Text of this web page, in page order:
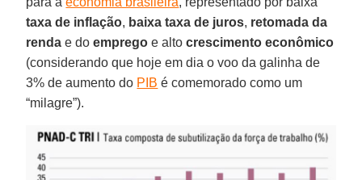
taxa de inflação, baixa taxa de juros, retomada da
renda e doemprego e altocrescimento econômico
(considerando que hoje em dia o voo da galinha de
3% de aumento do PIB é comemorado como um
“milagre”).